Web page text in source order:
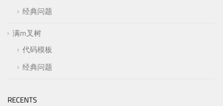
经典问题
满m叉树
代码模板
经典问题
RECENTS